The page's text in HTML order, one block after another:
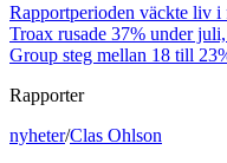
Rapportperioden väckte liv i
Troax rusade 37% under
Group steg mellan 18 till
Rapporter
nyheter/Clas Ohlson